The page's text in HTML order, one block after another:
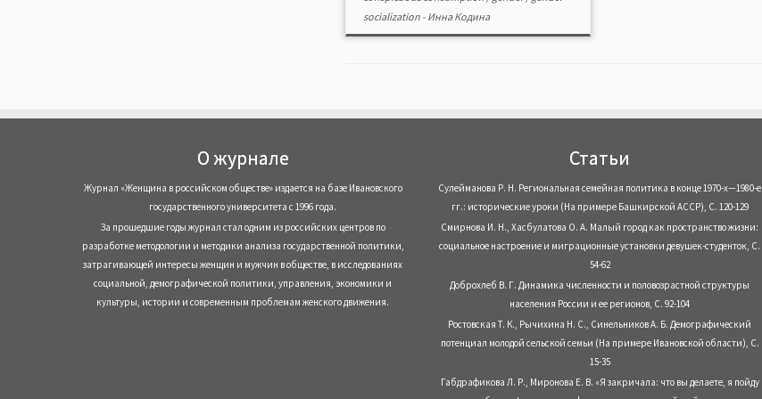
socialization - Инна Кодина
О журнале
Журнал «Женщина в российском обществе» издается на базе Ивановского
государственного университета с 1996 года.
За прошедшие годы журнал стал одним из российских центров по
разработке методологии и методики анализа государственной политики,
затрагивающей интересы женщин и мужчин в обществе, в исследованиях
социальной, демографической политики, управления, экономики и
культуры, истории и современным проблемам женского движения.
Статьи
Сулейманова Р. Н. Региональная семейная политика в конце 1970-х—1980-е
гг.: исторические уроки (На примере Башкирской АССР), С. 120-129
Смирнова И. Н., Хасбулатова О. А. Малый город как пространство жизни:
социальное настроение и миграционные установки девушек-студенток, С.
54-62
Доброхлеб В. Г. Динамика численности и половозрастной структуры
населения России и ее регионов, С. 92-104
Ростовская Т. К., Рычихина Н. С., Синельников А. Б. Демографический
потенциал молодой сельской семьи (На примере Ивановской области), С.
15-35
Габдрафикова Л. Р., Миронова Е. В. «Я закричала: что вы делаете, я пойду